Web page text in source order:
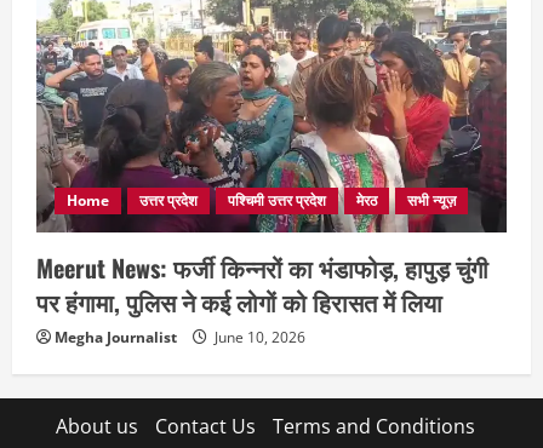
Home उत्तर प्रदेश पश्चिमी उत्तर प्रदेश मेरठ सभी न्यूज़
Meerut News: फर्जी किन्नरों का भंडाफोड़, हापुड़ चुंगी
पर हंगामा, पुलिस ने कई लोगों को हिरासत में लिया
Megha Journalist June 10, 2026
About us Contact Us
Terms and Conditions